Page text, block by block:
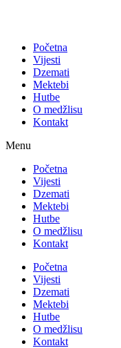
Početna
Vijesti
Dzemati
Mektebi
Hutbe
O medžlisu
Kontakt
Menu
Početna
Vijesti
Dzemati
Mektebi
Hutbe
O medžlisu
Kontakt
Početna
Vijesti
Dzemati
Mektebi
Hutbe
O medžlisu
Kontakt